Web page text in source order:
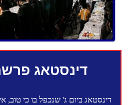
דינסטאג
דינסטאג ביום ג' שנכפל בו כי טוב,